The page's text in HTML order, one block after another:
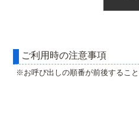
ご利用時の注意事項
※お呼び出しの順番が前後するこ